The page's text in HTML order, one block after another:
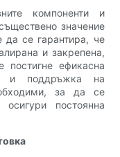
компоненти и
значение
да се гарантира, че
и закрепена,
ефикасна
и поддръжка на
за да се
постоянна